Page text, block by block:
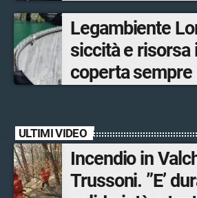
Legambiente
siccità e risorsa
coperta
ULTIMI VIDEO
Incendio in
Trussoni. ”E’